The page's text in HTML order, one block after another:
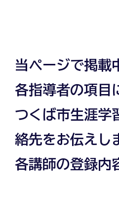
当ページで掲載
各指導者の項目
つくば市生涯学
絡先をお伝えし
各講師の登録内